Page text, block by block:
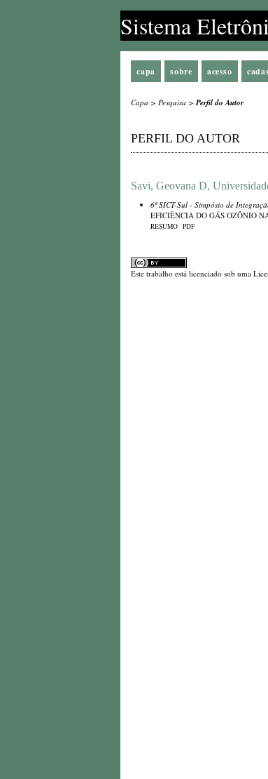
Sistema
capa sobre acesso
Capa > Pesquisa >Perfil do Autor
PERFIL DO AUTOR
Savi, Geovana D,
6º SICT-Sul - Simpósio de
EFICIÊNCIA DO GÁS OZÔNIO
RESUMO PDF
Este trabalho está licenciado sob uma